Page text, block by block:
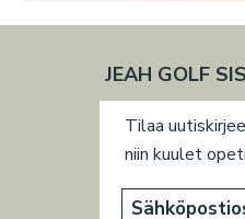
JEAH GOLF
Tilaa
niin kuulet